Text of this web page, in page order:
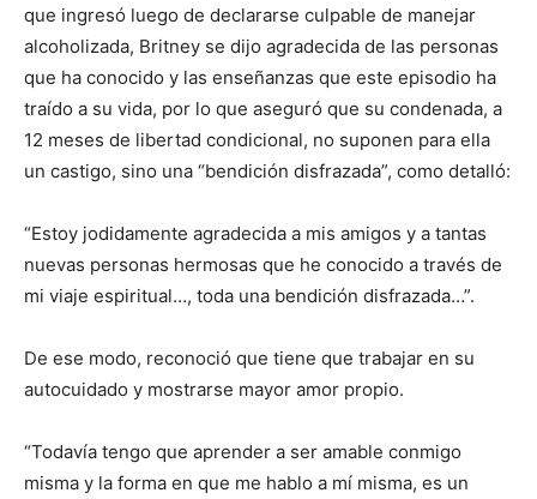
que ingresó luego de declararse culpable de manejar
alcoholizada, Britney se dijo agradecida de las personas
que ha conocido y las enseñanzas que este episodio ha
traído a su vida, por lo que aseguró que su condenada, a
12 meses de libertad condicional, no suponen para ella
un castigo, sino una “bendición disfrazada”, como detalló:
“Estoy jodidamente agradecida a mis amigos y a tantas
nuevas personas hermosas que he conocido a través de
mi viaje espiritual…, toda una bendición disfrazada…”.
De ese modo, reconoció que tiene que trabajar en su
autocuidado y mostrarse mayor amor propio.
“Todavía tengo que aprender a ser amable conmigo
misma y la forma en que me hablo a mí misma, es un